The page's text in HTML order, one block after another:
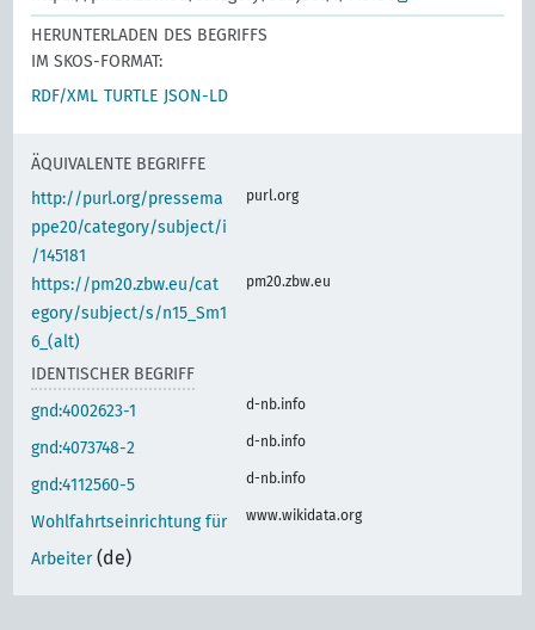
HERUNTERLADEN DES BEGRIFFS
IM SKOS-FORMAT:
RDF/XML TURTLE JSON-LD
ÄQUIVALENTE BEGRIFFE
http://purl.org/pressema
ppe20/category/subject/i
/145181
purl.org
https://pm20.zbw.eu/cat
egory/subject/s/n15_Sm1
6_(alt)
pm20.zbw.eu
IDENTISCHER BEGRIFF
gnd:4002623-1
d-nb.info
gnd:4073748-2 d-nb.info
gnd:4112560-5 d-nb.info
Wohlfahrtseinrichtung für
Arbeiter (de)
www.wikidata.org